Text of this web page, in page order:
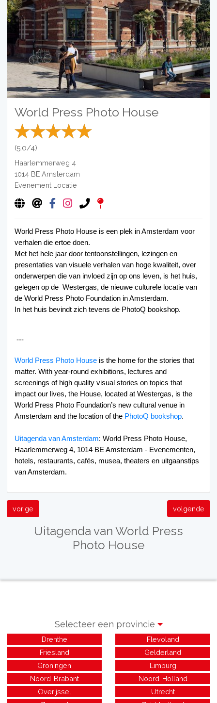
World Press Photo House
(5.0/4)
Haarlemmerweg 4
1014 BE Amsterdam
Evenement Locatie
World Press Photo House is een plek in Amsterdam voor
verhalen die ertoe doen.
Met het hele jaar door tentoonstellingen, lezingen en
presentaties van visuele verhalen van hoge kwaliteit, over
onderwerpen die van invloed zijn op ons leven, is het huis,
gelegen op de  Westergas, de nieuwe culturele locatie van
de World Press Photo Foundation in Amsterdam.
In het huis bevindt zich tevens de PhotoQ bookshop.
---
World Press Photo House is the home for the stories that
matter. With year-round exhibitions, lectures and
screenings of high quality visual stories on topics that
impact our lives, the House, located at Westergas, is the
World Press Photo Foundation’s new cultural venue in
Amsterdam and the location of the PhotoQ bookshop.
Uitagenda van Amsterdam: World Press Photo House,
Haarlemmerweg 4, 1014 BE Amsterdam - Evenementen,
hotels, restaurants, cafés, musea, theaters en uitgaanstips
van Amsterdam.
vorige volgende
Uitagenda van World Press
Photo House
Selecteer een provincie
Drenthe
Flevoland
Friesland
Gelderland
Groningen
Limburg
Noord-Brabant
Noord-Holland
Overijssel
Utrecht